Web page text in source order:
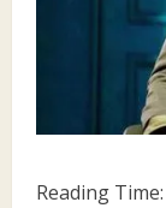
Reading Time: